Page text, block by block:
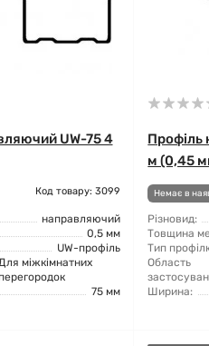
UW-75 4
Код товару: 3099
направляючий
0,5 мм
UW-профіль
міжкімнатних
перегородок
75 мм
Профіль
м (0,45
Немає в
Різновид:
Товщина
Тип
Область
Ширина: